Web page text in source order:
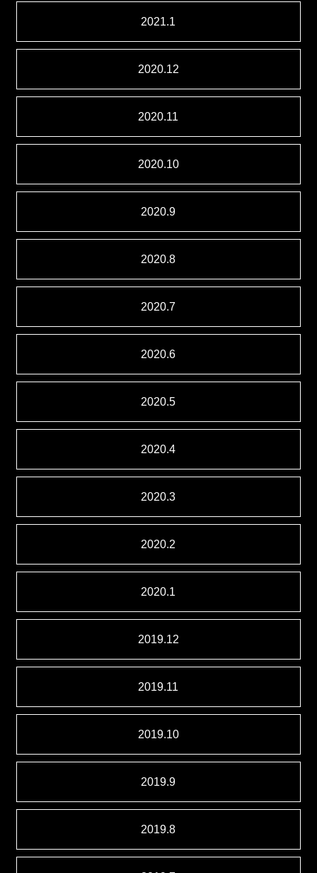
2021.1
2020.12
2020.11
2020.10
2020.9
2020.8
2020.7
2020.6
2020.5
2020.4
2020.3
2020.2
2020.1
2019.12
2019.11
2019.10
2019.9
2019.8